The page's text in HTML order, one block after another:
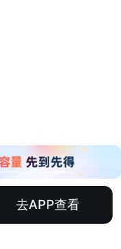
去APP查看